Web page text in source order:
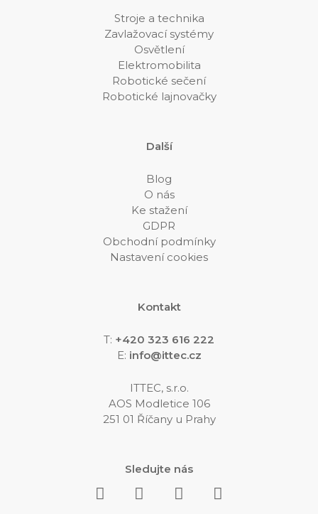
Stroje a technika
Zavlažovací systémy
Osvětlení
Elektromobilita
Robotické sečení
Robotické lajnovačky
Další
Blog
O nás
Ke stažení
GDPR
Obchodní podmínky
Nastavení cookies
Kontakt
T: +420 323 616 222
E: info@ittec.cz
ITTEC, s.r.o.
AOS Modletice 106
251 01 Říčany u Prahy
Sledujte nás